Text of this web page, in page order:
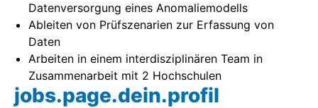
Datenversorgung eines Anomaliemodells
Ableiten von Prüfszenarien zur Erfassung von
Daten
Arbeiten in einem interdisziplinären Team in
Zusammenarbeit mit 2 Hochschulen
jobs.page.dein.profil